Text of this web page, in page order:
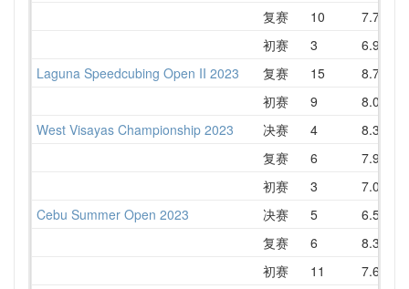
复赛
10
7.77
初赛
3
6.92
Laguna Speedcubing Open II 2023
复赛 15 8.71
初赛
9
8.02
West Visayas Championship 2023
决赛 4
8.39
复赛
6
7.96
初赛
3
7.04
Cebu Summer Open 2023
决赛 5
6.57
复赛
6
8.37
初赛
11 7.60